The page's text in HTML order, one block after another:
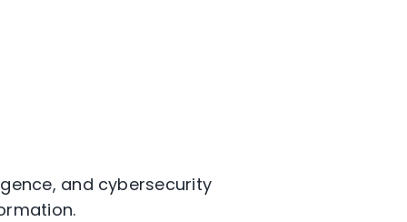
and cybersecurity